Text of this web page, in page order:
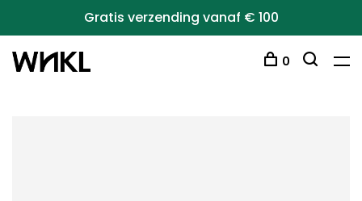
Gratis verzending vanaf € 100
0